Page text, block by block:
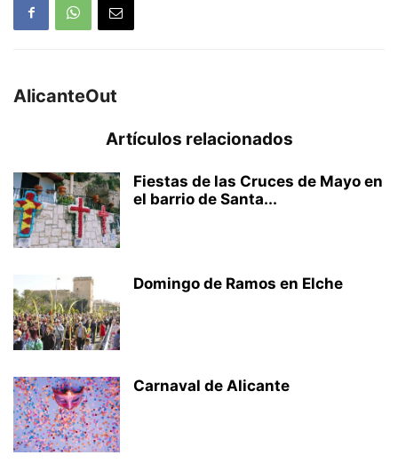
AlicanteOut
Artículos relacionados
Fiestas de las Cruces de Mayo en
el barrio de Santa...
Domingo de Ramos en Elche
Carnaval de Alicante